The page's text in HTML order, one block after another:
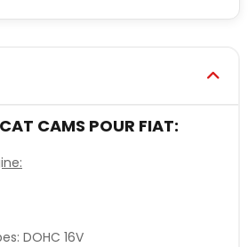
CAMS POUR FIAT:
DOHC 16V